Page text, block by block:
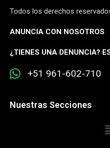
Todos los derechos
ANUNCIA CON NOSOTROS
¿TIENES UNA DENUNCIA?
+51 961-602-710
Nuestras Secciones